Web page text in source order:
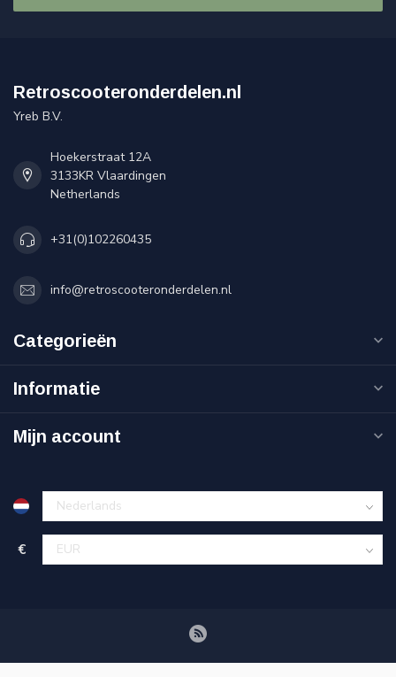
Retroscooteronderdelen.nl
Yreb B.V.
Hoekerstraat 12A
3133KR Vlaardingen
Netherlands
+31(0)102260435
info@retroscooteronderdelen.nl
Categorieën
Informatie
Mijn account
€